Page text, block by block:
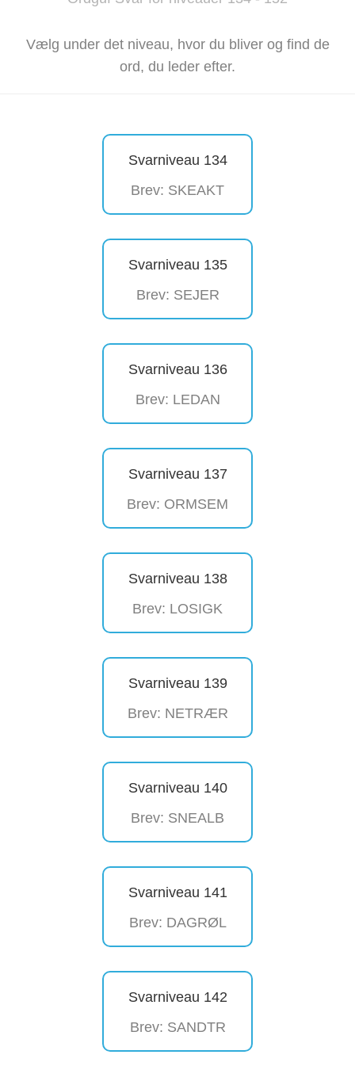
Vælg under det niveau, hvor du bliver og find de
ord, du leder efter.
Svarniveau 134
Brev: SKEAKT
Svarniveau 135
Brev: SEJER
Svarniveau 136
Brev: LEDAN
Svarniveau 137
Brev: ORMSEM
Svarniveau 138
Brev: LOSIGK
Svarniveau 139
Brev: NETRÆR
Svarniveau 140
Brev: SNEALB
Svarniveau 141
Brev: DAGRØL
Svarniveau 142
Brev: SANDTR